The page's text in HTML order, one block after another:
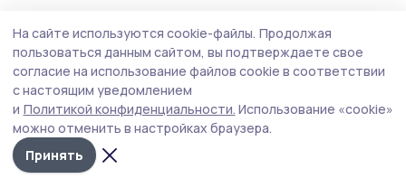
Евгений Первышов: «Жердевские
сельхозпредприятия — настоящий пример
ответственного бизнеса»
Глава региона побывал с рабочим визитом в
Жердевском округе. В ходе поездки он посетил
успешные сельскохозяйственные предприятия – ООО
имени Карла Маркса и плодопитомник «Жердевский».
На сайте используются cookie-файлы. Продолжая
пользоваться данным сайтом, вы подтверждаете свое
согласие на использование файлов cookie в соответствии
с настоящим уведомлением
и Политикой конфиденциальности. Использование «cookie»
можно отменить в настройках браузера.
Принять